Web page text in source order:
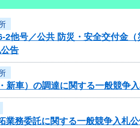
2他号／公共 防災・安全交付金
告
新車）の調達に関する一般競争
業務委託に関する一般競争入札